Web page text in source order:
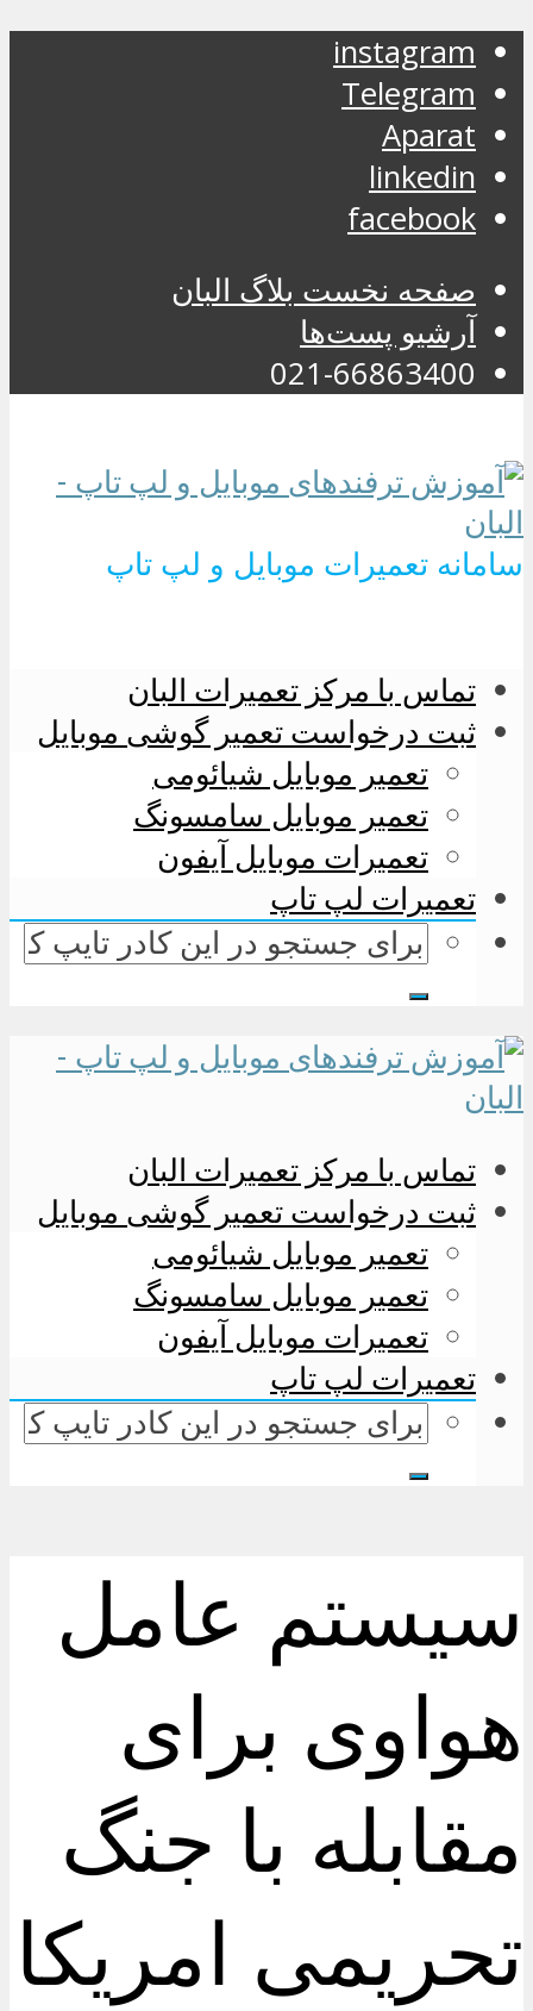
instagram
Telegram
Aparat
linkedin
facebook
صفحه نخست بلاگ البان
آرشیو پست‌ها
021-66863400
سامانه تعمیرات موبایل و لپ تاپ
تماس با مرکز تعمیرات البان
ثبت درخواست تعمیر گوشی موبایل
تعمیر موبایل شیائومی
تعمیر موبایل سامسونگ
تعمیرات موبایل آیفون
تعمیرات لپ تاپ
تماس با مرکز تعمیرات البان
ثبت درخواست تعمیر گوشی موبایل
تعمیر موبایل شیائومی
تعمیر موبایل سامسونگ
تعمیرات موبایل آیفون
تعمیرات لپ تاپ
سیستم عامل
هواوی برای
مقابله با جنگ
تحریمی امریکا